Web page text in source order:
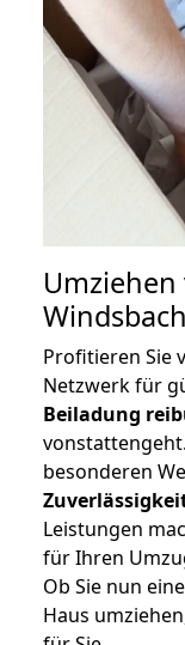
Umziehen
Windsbach
Profitieren Sie
Netzwerk für
Beiladung
besonderen
Leistungen
für Ihren
Ob Sie nun
Haus